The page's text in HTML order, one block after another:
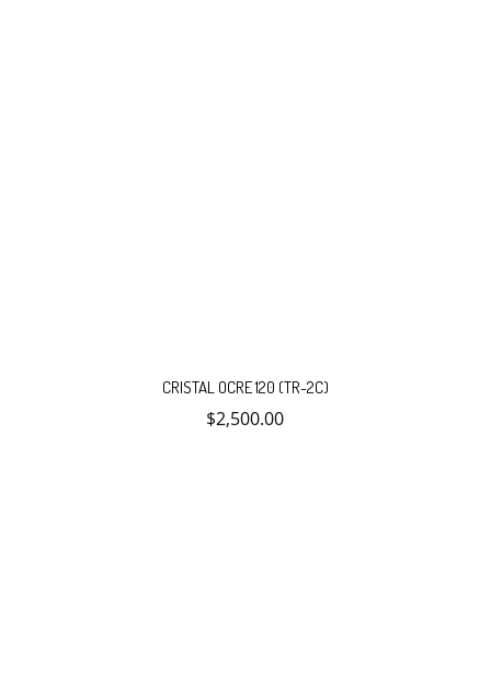
CRISTAL OCRE 120 (TR-2C)
$2,500.00